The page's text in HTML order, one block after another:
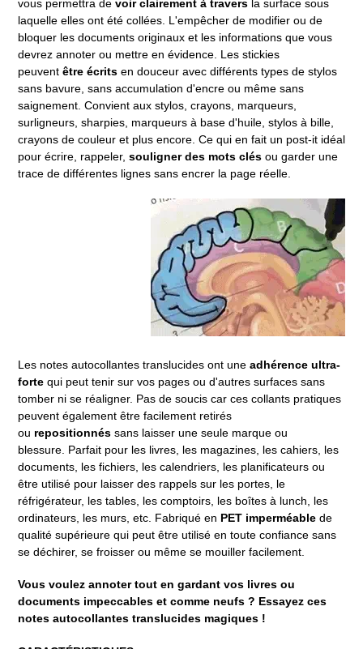
vous permettra de voir clairement à travers la surface sous
laquelle elles ont été collées. L'empêcher de modifier ou de
bloquer les documents originaux et les informations que vous
devrez annoter ou mettre en évidence. Les stickies
peuvent être écrits en douceur avec différents types de stylos
sans bavure, sans accumulation d'encre ou même sans
saignement. Convient aux stylos, crayons, marqueurs,
surligneurs, sharpies, marqueurs à base d'huile, stylos à bille,
crayons de couleur et plus encore. Ce qui en fait un post-it idéal
pour écrire, rappeler, souligner des mots clés ou garder une
trace de différentes lignes sans encrer la page réelle.
Les notes autocollantes translucides ont une adhérence ultra-
forte qui peut tenir sur vos pages ou d'autres surfaces sans
tomber ni se réaligner. Pas de soucis car ces collants pratiques
peuvent également être facilement retirés
ou repositionnés sans laisser une seule marque ou
blessure. Parfait pour les livres, les magazines, les cahiers, les
documents, les fichiers, les calendriers, les planificateurs ou
être utilisé pour laisser des rappels sur les portes, le
réfrigérateur, les tables, les comptoirs, les boîtes à lunch, les
ordinateurs, les murs, etc. Fabriqué en PET imperméable de
qualité supérieure qui peut être utilisé en toute confiance sans
se déchirer, se froisser ou même se mouiller facilement.
Vous voulez annoter tout en gardant vos livres ou
documents impeccables et comme neufs ? Essayez ces
notes autocollantes translucides magiques !